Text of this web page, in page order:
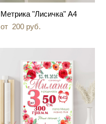
Метрика "Лисичка" А4
от 200 pуб.